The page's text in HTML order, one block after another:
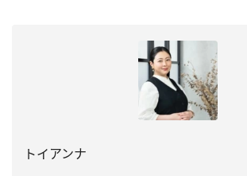
トイアンナ